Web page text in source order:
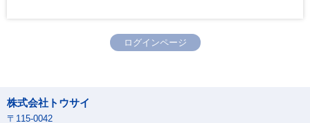
ログインページ
株式会社トウサイ
〒115-0042